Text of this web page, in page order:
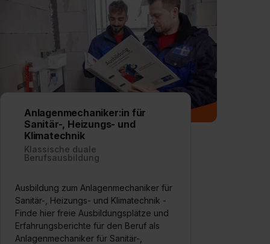
Anlagenmechaniker:in für
Sanitär-, Heizungs- und
Klimatechnik
Klassische duale
Berufsausbildung
Ausbildung zum Anlagenmechaniker für
Sanitär-, Heizungs- und Klimatechnik -
Finde hier freie Ausbildungsplätze und
Erfahrungsberichte für den Beruf als
Anlagenmechaniker für Sanitär-,